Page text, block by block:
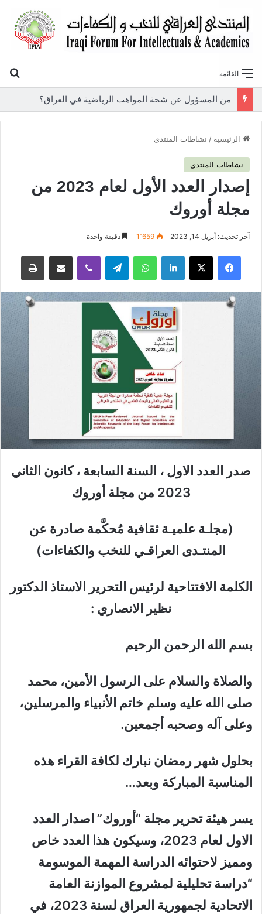
القائمة
الرئيسية / نشاطات المنتدى
نشاطات المنتدى
إصدار العدد الأول لعام 2023 من
مجلة أوروك
آخر تحديث: أبريل 14, 2023 1٬659 دقيقة واحدة
فيسبوك لينكدإن واتساب
صدر العدد الاول ، السنة السابعة ، كانون الثاني
2023 من مجلة أوروك
(مجلـة علميـةثقافية مُحكَّمة صادرة عن
المنتـدى العراقـي للنخب والكفاءات)
الكلمة الافتتاحية لرئيس التحرير الاستاذ الدكتور
نظير الانصاري :
بسم الله الرحمن الرحيم
والصلاة والسلام على الرسول الأمين، محمد
صلى الله عليه وسلم خاتم الأنبياء والمرسلين،
وعلى آله وصحبه أجمعين.
بحلول شهر رمضان نبارك لكافة القراء هذه
المناسبة المباركة وبعد…
يسر هيئة تحرير مجلة “أوروك” اصدار العدد
الاول لعام 2023، وسيكون هذا العدد خاص
ومميز لاحتوائه الدراسة المهمة الموسومة
“دراسة تحليلية لمشروع الموازنة العامة
الاتحادية لجمهورية العراق لسنة 2023
، في